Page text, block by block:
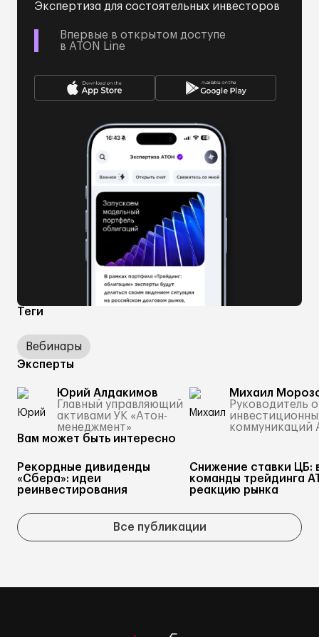
Теги
Вебинары
Эксперты
Юрий Алдакимов
Главный управляющий
активами УК «Атон-
менеджмент»
Михаил
Руководитель
коммуникаций
Экспертиза для состоятельных инвесторов
Впервые в открытом доступе
в ATON Line
Вам может быть интересно
Рекордные дивиденды
«Сбера»: идеи
реинвестирования
Снижение ставки ЦБ:
команды трейдинга
реакцию рынка
Все публикации